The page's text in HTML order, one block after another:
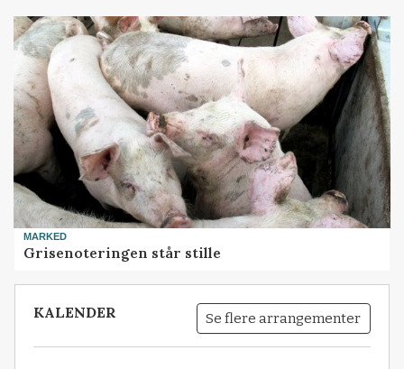
MARKED
Grisenoteringen står stille
KALENDER Se flere arrangementer